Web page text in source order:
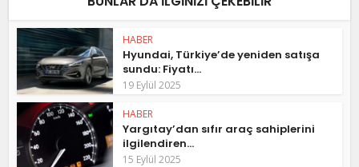
HABER
Hyundai, Türkiye’de yeniden satışa
sundu: Fiyatı...
19 Eylül 2025
HABER
Yargıtay’dan sıfır araç sahiplerini
ilgilendiren...
15 Eylül 2025